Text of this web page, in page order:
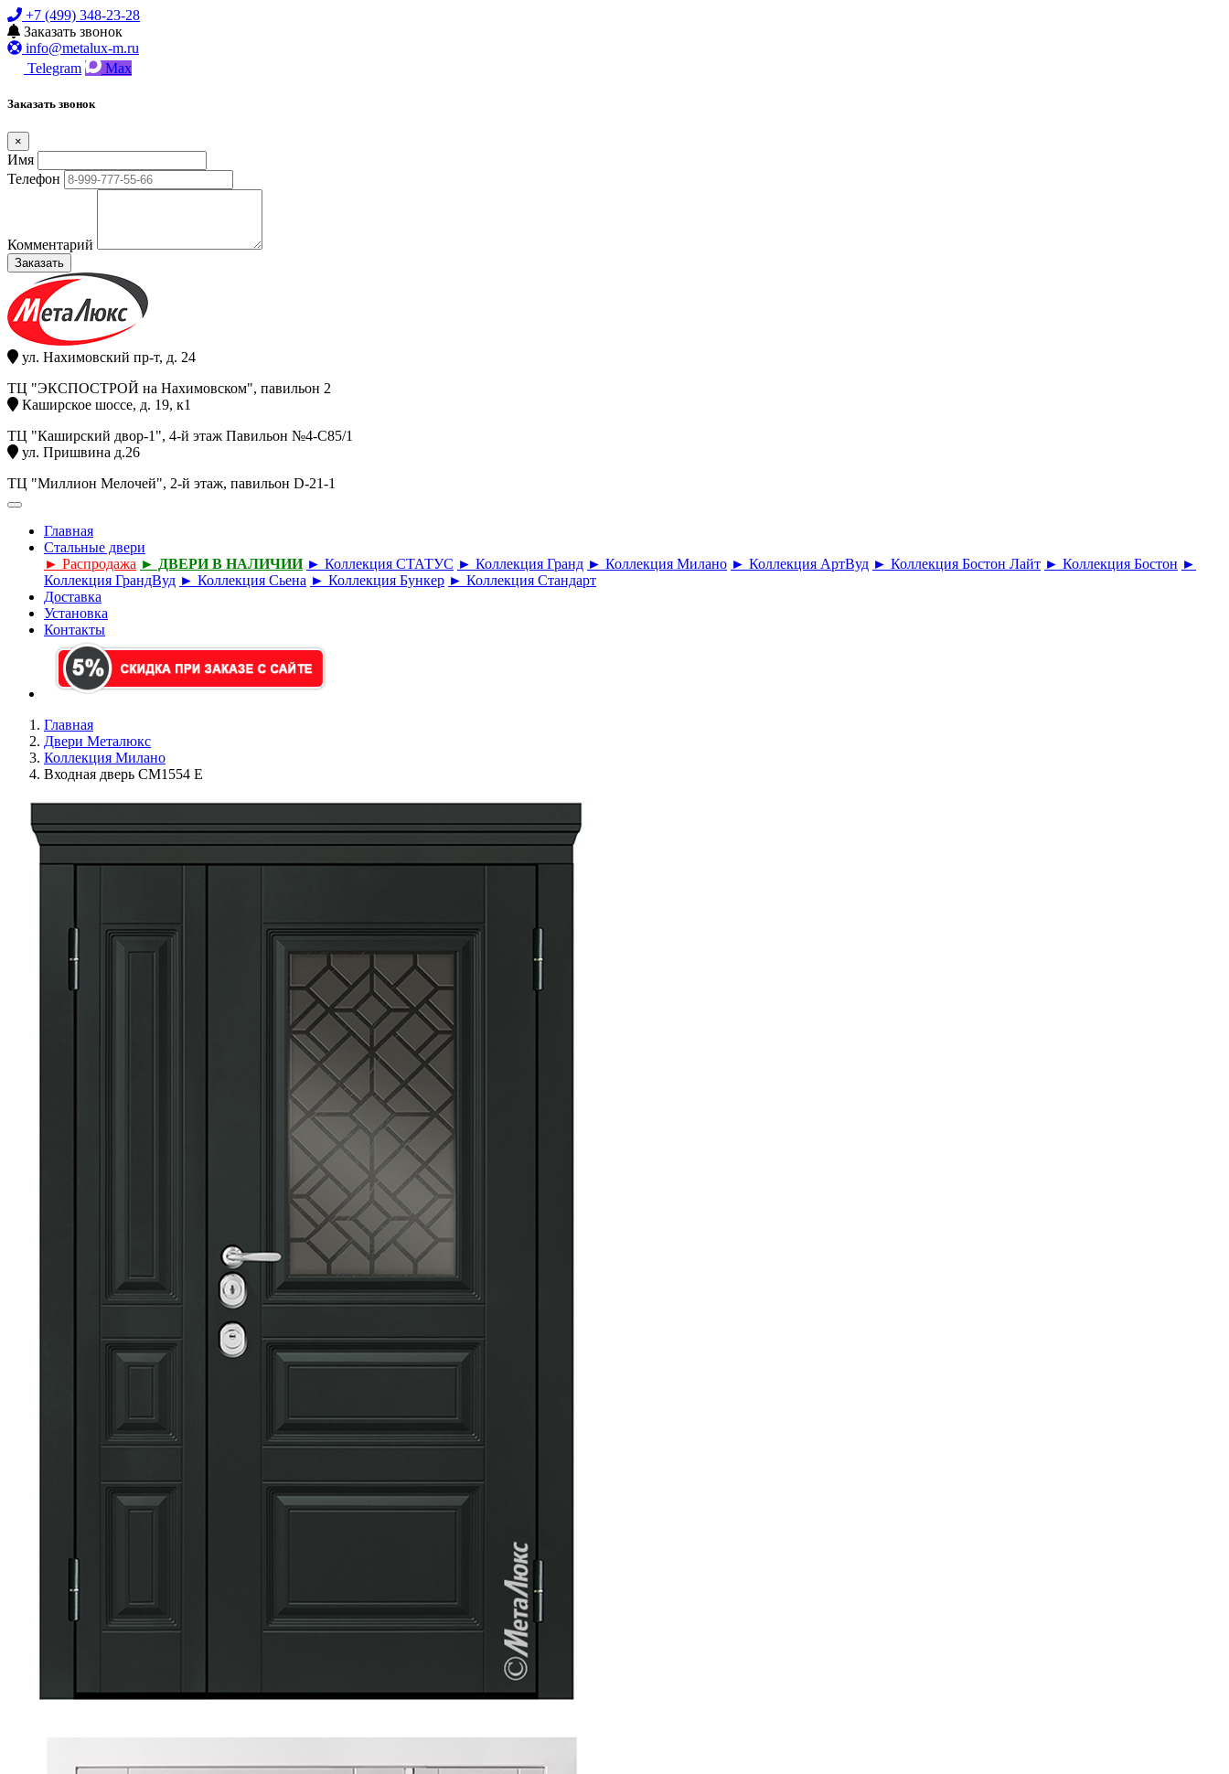
+7 (499) 348-23-28
Заказать звонок
info@metalux-m.ru
Telegram
Max
Заказать звонок
×
Имя
Телефон
Комментарий
Заказать
ул. Нахимовский пр-т, д. 24
ТЦ "ЭКСПОСТРОЙ на Нахимовском", павильон 2
Каширское шоссе, д. 19, к1
ТЦ "Каширский двор-1", 4-й этаж Павильон №4-С85/1
ул. Пришвина д.26
ТЦ "Миллион Мелочей", 2-й этаж, павильон D-21-1
Главная
Стальные двери
► Распродажа ► ДВЕРИ В НАЛИЧИИ ► Коллекция СТАТУС ► Коллекция Гранд ► Коллекция Милано ► Коллекция АртВуд ► Коллекция Бостон Лайт ► Коллекция Бостон ►
Коллекция ГрандВуд ► Коллекция Сьена ► Коллекция Бункер ► Коллекция Стандарт
Доставка
Установка
Контакты
Главная
Двери Металюкс
Коллекция Милано
Входная дверь СМ1554 Е